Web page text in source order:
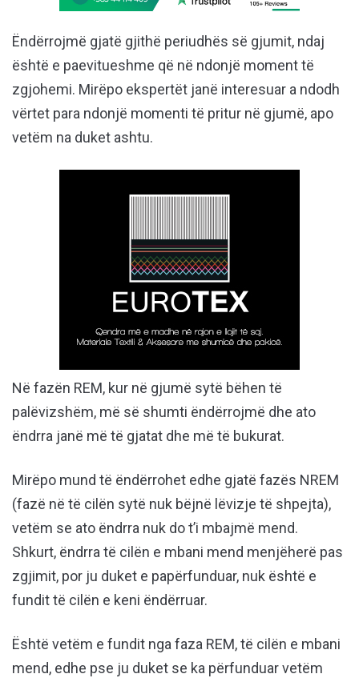
Ëndërrojmë gjatë gjithë periudhës së gjumit, ndaj
është e paevitueshme që në ndonjë moment të
zgjohemi. Mirëpo ekspertët janë interesuar a ndodh
vërtet para ndonjë momenti të pritur në gjumë, apo
vetëm na duket ashtu.
Në fazën REM, kur në gjumë sytë bëhen të
palëvizshëm, më së shumti ëndërrojmë dhe ato
ëndrra janë më të gjatat dhe më të bukurat.
Mirëpo mund të ëndërrohet edhe gjatë fazës NREM
(fazë në të cilën sytë nuk bëjnë lëvizje të shpejta),
vetëm se ato ëndrra nuk do t’i mbajmë mend.
Shkurt, ëndrra të cilën e mbani mend menjëherë pas
zgjimit, por ju duket e papërfunduar, nuk është e
fundit të cilën e keni ëndërruar.
Është vetëm e fundit nga faza REM, të cilën e mbani
mend, edhe pse ju duket se ka përfunduar vetëm